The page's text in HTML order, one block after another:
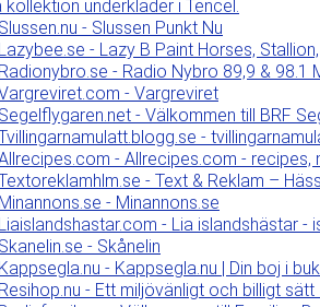
underkläder i Tencel.
- Slussen Punkt Nu
- Lazy B Paint Horses,
- Radio Nybro 89,9 & 98.1
- Vargreviret
- Välkommen till BRF
-
- Allrecipes.com -
- Text & Reklam –
- Minannons.se
- Lia islandshästar -
- Skånelin
- Kappsegla.nu | Din boj i
- Ett miljövänligt och billigt